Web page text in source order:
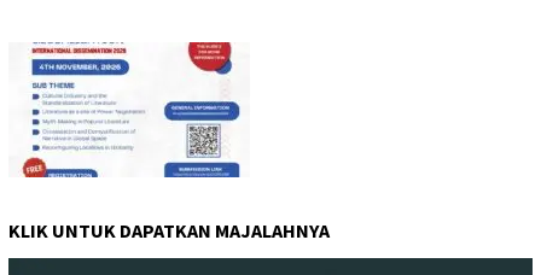
KLIK UNTUK DAPATKAN MAJALAHNYA